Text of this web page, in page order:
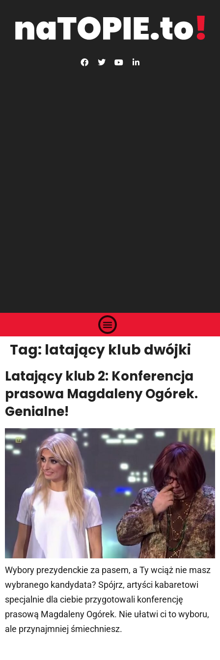
Tag: latający klub dwójki
Latający klub 2: Konferencja
prasowa Magdaleny Ogórek.
Genialne!
Wybory prezydenckie za pasem, a Ty wciąż nie masz
wybranego kandydata? Spójrz, artyści kabaretowi
specjalnie dla ciebie przygotowali konferencję
prasową Magdaleny Ogórek. Nie ułatwi ci to wyboru,
ale przynajmniej śmiechniesz.